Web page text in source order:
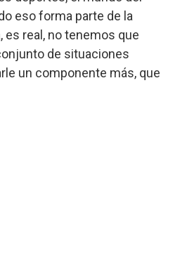
eso forma parte de la
es real, no tenemos que
de situaciones
un componente más, que